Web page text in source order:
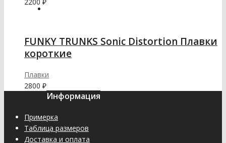
FUNKY TRUNKS Sonic Distortion Плавки
короткие
Плавки
2800 ₽
Информация
Примерка
Таблица размеров
Доставка и оплата